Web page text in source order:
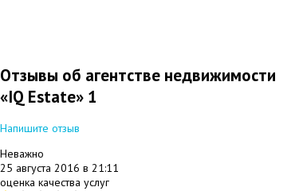
Отзывы об агентстве недвижимости
«IQ Estate» 1
Напишите отзыв
Неважно
25 августа 2016 в 21:11
оценка качества услуг